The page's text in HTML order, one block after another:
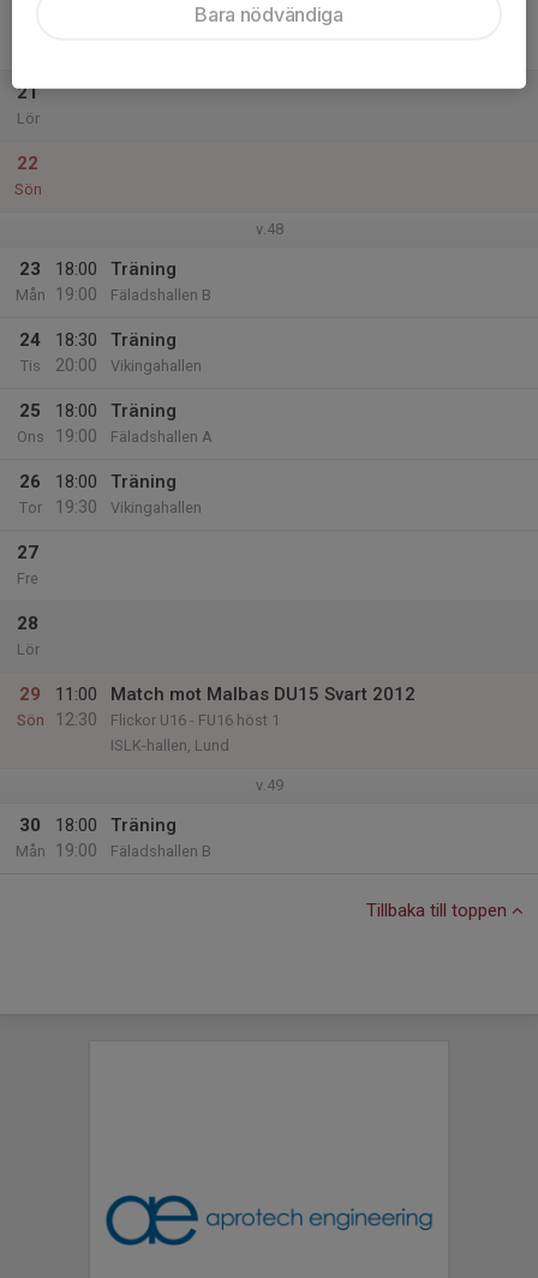
21
Lör
22
Sön
v.48
23
Mån
18:00
19:00
Träning
Fäladshallen B
24
Tis
18:30
20:00
Träning
Vikingahallen
25
Ons
18:00
19:00
Träning
Fäladshallen A
26
Tor
18:00
19:30
Träning
Vikingahallen
27
Fre
28
Lör
29
Sön
11:00
12:30
Match mot Malbas DU15 Svart 2012
Flickor U16 - FU16 höst 1
ISLK-hallen, Lund
v.49
30
Mån
18:00
19:00
Träning
Fäladshallen B
Tillbaka till toppen
Bara nödvändiga